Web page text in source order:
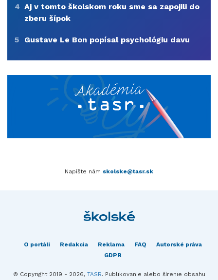
4 Aj v tomto školskom roku sme sa zapojili do
zberu šípok
5 Gustave Le Bon popísal psychológiu davu
Napíšte nám skolske@tasr.sk
O portáli Redakcia Reklama FAQ
Autorské práva
GDPR
© Copyright 2019 - 2026, TASR. Publikovanie alebo šírenie obsahu